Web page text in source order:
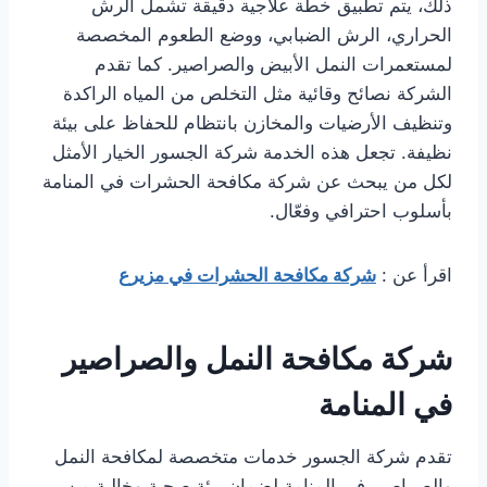
ذلك، يتم تطبيق خطة علاجية دقيقة تشمل الرش
الحراري، الرش الضبابي، ووضع الطعوم المخصصة
لمستعمرات النمل الأبيض والصراصير. كما تقدم
الشركة نصائح وقائية مثل التخلص من المياه الراكدة
وتنظيف الأرضيات والمخازن بانتظام للحفاظ على بيئة
نظيفة. تجعل هذه الخدمة شركة الجسور الخيار الأمثل
لكل من يبحث عن شركة مكافحة الحشرات في المنامة
بأسلوب احترافي وفعّال.
اقرأ عن : شركة مكافحة الحشرات في مزيرع
شركة مكافحة النمل والصراصير
في المنامة
تقدم شركة الجسور خدمات متخصصة لمكافحة النمل